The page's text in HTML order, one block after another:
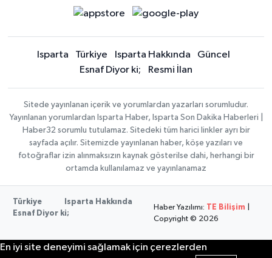
Isparta Türkiye Isparta Hakkında
Güncel
Esnaf Diyor ki;
Resmi İlan
Sitede yayınlanan içerik ve yorumlardan yazarları sorumludur.
Yayınlanan yorumlardan Isparta Haber, Isparta Son Dakika Haberleri |
Haber32 sorumlu tutulamaz. Sitedeki tüm harici linkler ayrı bir
sayfada açılır. Sitemizde yayınlanan haber, köşe yazıları ve
fotoğraflar izin alınmaksızın kaynak gösterilse dahi, herhangi bir
ortamda kullanılamaz ve yayınlanamaz
Türkiye
Isparta Hakkında
Esnaf Diyor ki;
Haber Yazılımı: TE Bilişim
Copyright © 2026
En iyi site deneyimi sağlamak için çerezlerden